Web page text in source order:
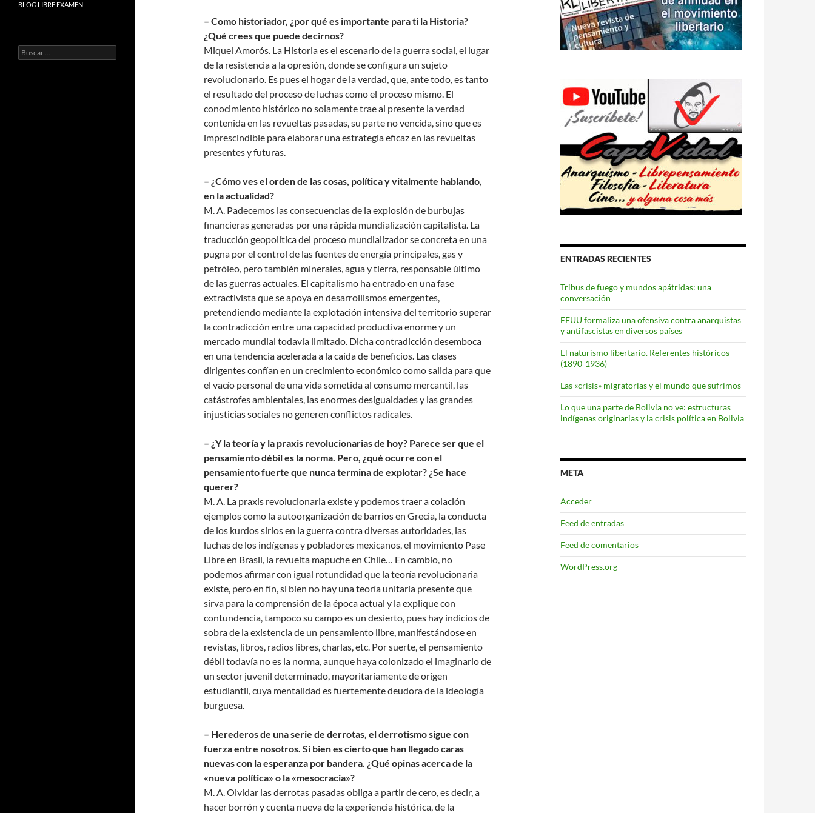
– Como historiador, ¿por qué es importante para ti la Historia?
¿Qué crees que puede decirnos?
Miquel Amorós. La Historia es el escenario de la guerra social, el lugar
de la resistencia a la opresión, donde se configura un sujeto
revolucionario. Es pues el hogar de la verdad, que, ante todo, es tanto
el resultado del proceso de luchas como el proceso mismo. El
conocimiento histórico no solamente trae al presente la verdad
contenida en las revueltas pasadas, su parte no vencida, sino que es
imprescindible para elaborar una estrategia eficaz en las revueltas
presentes y futuras.
– ¿Cómo ves el orden de las cosas, política y vitalmente hablando,
en la actualidad?
M. A. Padecemos las consecuencias de la explosión de burbujas
financieras generadas por una rápida mundialización capitalista. La
traducción geopolítica del proceso mundializador se concreta en una
pugna por el control de las fuentes de energía principales, gas y
petróleo, pero también minerales, agua y tierra, responsable último
de las guerras actuales. El capitalismo ha entrado en una fase
extractivista que se apoya en desarrollismos emergentes,
pretendiendo mediante la explotación intensiva del territorio superar
la contradicción entre una capacidad productiva enorme y un
mercado mundial todavía limitado. Dicha contradicción desemboca
en una tendencia acelerada a la caída de beneficios. Las clases
dirigentes confían en un crecimiento económico como salida para que
el vacío personal de una vida sometida al consumo mercantil, las
catástrofes ambientales, las enormes desigualdades y las grandes
injusticias sociales no generen conflictos radicales.
– ¿Y la teoría y la praxis revolucionarias de hoy? Parece ser que el
pensamiento débil es la norma. Pero, ¿qué ocurre con el
pensamiento fuerte que nunca termina de explotar? ¿Se hace
querer?
M. A. La praxis revolucionaria existe y podemos traer a colación
ejemplos como la autoorganización de barrios en Grecia, la conducta
de los kurdos sirios en la guerra contra diversas autoridades, las
luchas de los indígenas y pobladores mexicanos, el movimiento Pase
Libre en Brasil, la revuelta mapuche en Chile… En cambio, no
podemos afirmar con igual rotundidad que la teoría revolucionaria
existe, pero en fín, si bien no hay una teoría unitaria presente que
sirva para la comprensión de la época actual y la explique con
contundencia, tampoco su campo es un desierto, pues hay indicios de
sobra de la existencia de un pensamiento libre, manifestándose en
revistas, libros, radios libres, charlas, etc. Por suerte, el pensamiento
débil todavía no es la norma, aunque haya colonizado el imaginario de
un sector juvenil determinado, mayoritariamente de origen
estudiantil, cuya mentalidad es fuertemente deudora de la ideología
burguesa.
– Herederos de una serie de derrotas, el derrotismo sigue con
fuerza entre nosotros. Si bien es cierto que han llegado caras
nuevas con la esperanza por bandera. ¿Qué opinas acerca de la
«nueva política» o la «mesocracia»?
M. A. Olvidar las derrotas pasadas obliga a partir de cero, es decir, a
hacer borrón y cuenta nueva de la experiencia histórica, de la
ENTRADAS RECIENTES
Tribus de fuego y mundos apátridas: una
conversación
EEUU formaliza una ofensiva contra anarquistas
y antifascistas en diversos países
El naturismo libertario. Referentes históricos
(1890-1936)
Las «crisis» migratorias y el mundo que sufrimos
Lo que una parte de Bolivia no ve: estructuras
indígenas originarias y la crisis política en Bolivia
META
Acceder
Feed de entradas
Feed de comentarios
WordPress.org
BLOG LIBRE EXAMEN
Buscar: